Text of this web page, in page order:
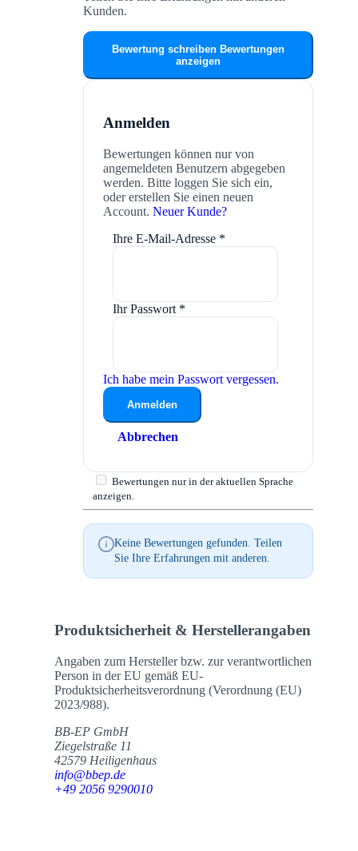
Kunden.
Bewertung schreiben Bewertungen
anzeigen
Anmelden
Bewertungen können nur von
angemeldeten Benutzern abgegeben
werden. Bitte loggen Sie sich ein,
oder erstellen Sie einen neuen
Account. Neuer Kunde?
Ihre E-Mail-Adresse *
Ihr Passwort *
Ich habe mein Passwort vergessen.
Anmelden
Abbrechen
Bewertungen nur in der aktuellen Sprache
anzeigen.
Keine Bewertungen gefunden. Teilen
Sie Ihre Erfahrungen mit anderen.
Produktsicherheit & Herstellerangaben
Angaben zum Hersteller bzw. zur verantwortlichen
Person in der EU gemäß EU-
Produktsicherheitsverordnung (Verordnung (EU)
2023/988).
BB-EP GmbH
Ziegelstraße 11
42579 Heiligenhaus
info@bbep.de
+49 2056 9290010